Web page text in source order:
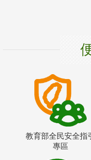
教育部全民安全指引
專區